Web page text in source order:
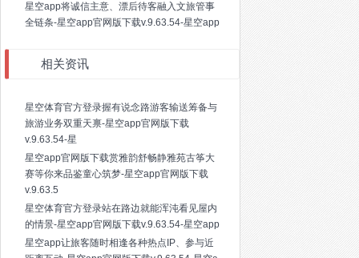
星空app将诚信主意、漂后待客融入文旅管事
全链条-星空app官网版下载v.9.63.54-星空app
相关资讯
星空体育官方登录握有说念路游客输送筹备与
旅游业务双重天禀-星空app官网版下载
v.9.63.54-星
星空app官网版下载赏雅韵舒畅静雅苑古筝大
赛等你来品鉴童心筑梦-星空app官网版下载
v.9.63.5
星空体育官方登录站在路边就能浑沌看见屋内
的情景-星空app官网版下载v.9.63.54-星空app
星空app让旅客随时相逢各种热点IP、参与近